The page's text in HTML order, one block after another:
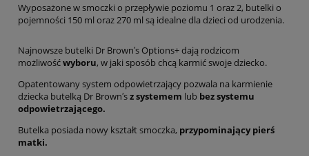
Wyposażone w smoczki o przepływie poziomu 1 oraz 2, butelki o
pojemności 150 ml oraz 270 ml są idealne dla dzieci od urodzenia.
Najnowsze butelki Dr Brown′s Options+ dają rodzicom
możliwośćwyboru, w jaki sposób chcą karmić swoje dziecko.
Opatentowany system odpowietrzający pozwala na karmienie
dziecka butelką Dr Brown′sz systemem lub bez systemu
odpowietrzającego.
Butelka posiada nowy kształt smoczka, przypominający pierś
matki.